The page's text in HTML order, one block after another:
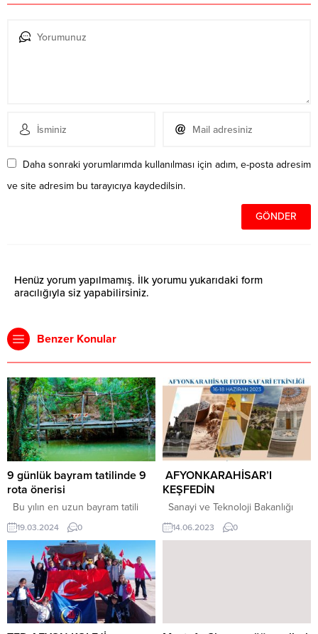
Daha sonraki yorumlarımda kullanılması için adım, e-posta adresim
ve site adresim bu tarayıcıya kaydedilsin.
Henüz yorum yapılmamış. İlk yorumu yukarıdaki form
aracılığıyla siz yapabilirsiniz.
Benzer Konular
9 günlük bayram tatilinde 9
rota önerisi
Bu yılın en uzun bayram tatili
yaklaşıyor. 1.5 gün ek izin alarak 9
güne uzatılabilecek Ramazan
Bayramı tatilinde, Hem ailemiz ve
sevdiklerimizle birlikte uzun vakit
geçirebileceğimiz hem de birlikte
yeni yerler keşfedebileceğimiz
bayramlar, hepimiz için en özel
zaman dilimleri. Bu yıl ek izinlerle
19.03.2024 0
AFYONKARAHİSAR’I
KEŞFEDİN
Sanayi ve Teknoloji Bakanlığı
Kalkınma Ajansları Genel
Müdürlüğü ile Afyonkarahisar
2023 tarihlerinde
14.06.2023 0